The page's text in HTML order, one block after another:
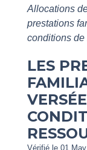
Allocations
prestations
conditions de
LES
Vérifié le 01